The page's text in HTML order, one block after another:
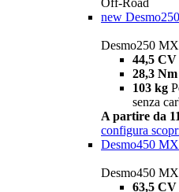
Off-Road
new
Desmo250 MX
44,5 CV
28,3 Nm
103 kg
senza
A partire da
configura
Desmo450 MX
Desmo450 MX
63,5 CV